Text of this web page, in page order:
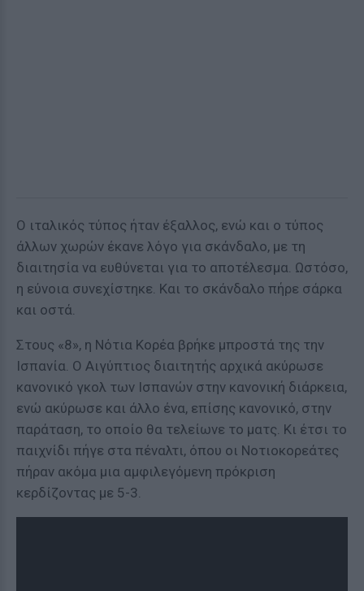
Ο ιταλικός τύπος ήταν έξαλλος, ενώ και ο τύπος
άλλων χωρών έκανε λόγο για σκάνδαλο, με τη
διαιτησία να ευθύνεται για το αποτέλεσμα. Ωστόσο,
η εύνοια συνεχίστηκε. Και το σκάνδαλο πήρε σάρκα
και οστά.
Στους «8», η Νότια Κορέα βρήκε μπροστά της την
Ισπανία. Ο Αιγύπτιος διαιτητής αρχικά ακύρωσε
κανονικό γκολ των Ισπανών στην κανονική διάρκεια,
ενώ ακύρωσε και άλλο ένα, επίσης κανονικό, στην
παράταση, το οποίο θα τελείωνε το ματς. Κι έτσι το
παιχνίδι πήγε στα πέναλτι, όπου οι Νοτιοκορεάτες
πήραν ακόμα μια αμφιλεγόμενη πρόκριση
κερδίζοντας με 5-3.